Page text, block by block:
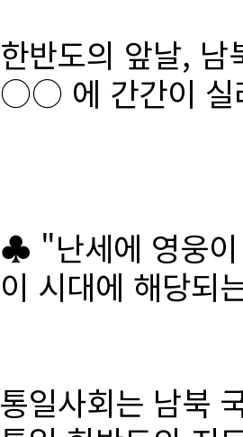
한반도의 앞날,
○○ 에 간간이 실
♣ "난세에 영웅이
이 시대에 해당되
통일사회는 남북